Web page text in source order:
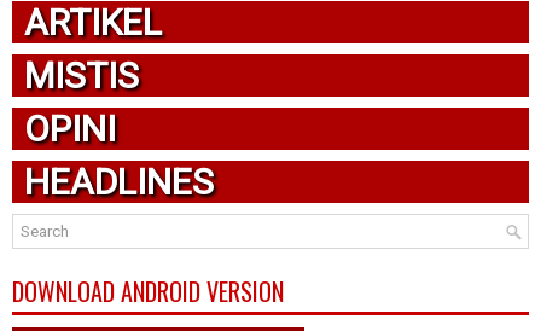
ARTIKEL
MISTIS
OPINI
HEADLINES
DOWNLOAD ANDROID VERSION